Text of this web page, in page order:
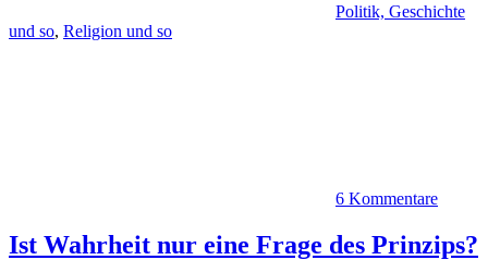
Politik, Geschichte
und so, Religion und so
6 Kommentare
Ist Wahrheit nur eine Frage des Prinzips?